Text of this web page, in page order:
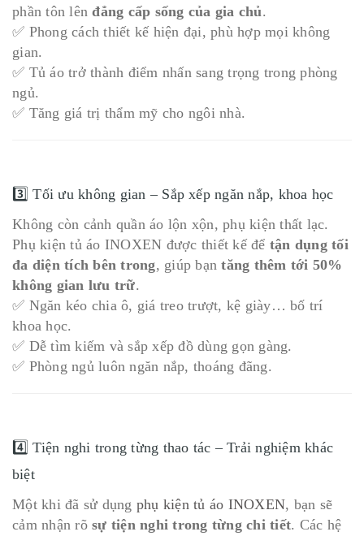
phần tôn lênđẳng cấp sống của gia chủ.
✅ Phong cách thiết kế hiện đại, phù hợp mọi không
gian.
✅ Tủ áo trở thành điểm nhấn sang trọng trong phòng
ngủ.
✅ Tăng giá trị thẩm mỹ cho ngôi nhà.
3️⃣ Tối ưu không gian – Sắp xếp ngăn nắp, khoa học
Không còn cảnh quần áo lộn xộn, phụ kiện thất lạc.
Phụ kiện tủ áo INOXEN được thiết kế để tận dụng tối
đa diện tích bên trong, giúp bạntăng thêm tới 50%
không gian lưu trữ.
✅ Ngăn kéo chia ô, giá treo trượt, kệ giày… bố trí
khoa học.
✅ Dễ tìm kiếm và sắp xếp đồ dùng gọn gàng.
✅ Phòng ngủ luôn ngăn nắp, thoáng đãng.
4️⃣ Tiện nghi trong từng thao tác – Trải nghiệm khác
biệt
Một khi đã sử dụng phụ kiện tủ áo INOXEN, bạn sẽ
cảm nhận rõ sự tiện nghi trong từng chi tiết. Các hệ